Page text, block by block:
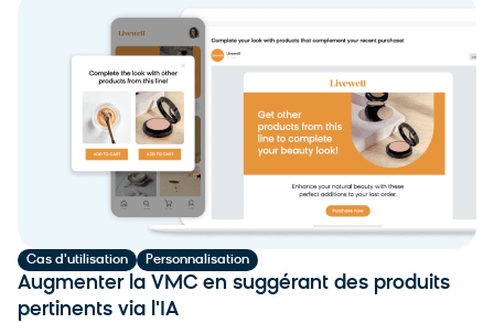
Cas d'utilisation Personnalisation
Augmenter la VMC en suggérant des produits
pertinents via l'IA